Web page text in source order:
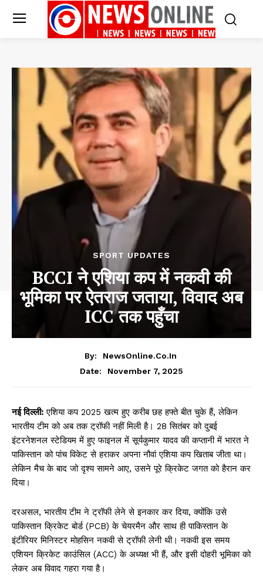
SPORT UPDATES
BCCI ने एशिया कप में नकवी की
भूमिका पर ऐतराज जताया, विवाद अब
ICC तक पहुँचा
By:
NewsOnline.co.in
Date:
November 7, 2025
नई दिल्ली: एशिया कप 2025 खत्म हुए करीब छह हफ्ते बीत चुके हैं, लेकिन
भारतीय टीम को अब तक ट्रॉफी नहीं मिली है। 28 सितंबर को दुबई
इंटरनेशनल स्टेडियम में हुए फाइनल में सूर्यकुमार यादव की कप्तानी में भारत ने
पाकिस्तान को पांच विकेट से हराकर अपना नौवां एशिया कप खिताब जीता था।
लेकिन मैच के बाद जो दृश्य सामने आए, उसने पूरे क्रिकेट जगत को हैरान कर
दिया।
दरअसल, भारतीय टीम ने ट्रॉफी लेने से इनकार कर दिया, क्योंकि उसे
पाकिस्तान क्रिकेट बोर्ड (PCB) के चेयरमैन और साथ ही पाकिस्तान के
इंटीरियर मिनिस्टर मोहसिन नकवी से ट्रॉफी लेनी थी। नकवी इस समय
एशियन क्रिकेट काउंसिल (ACC) के अध्यक्ष भी हैं, और इसी दोहरी भूमिका को
लेकर अब विवाद गहरा गया है।